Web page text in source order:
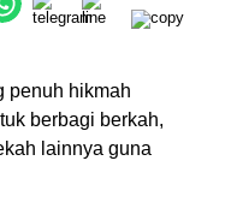
penuh hikmah
berbagi berkah,
lainnya guna